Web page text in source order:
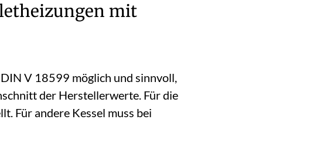
mit
V 18599 möglich und sinnvoll,
der Herstellerwerte. Für die
Für andere Kessel muss bei